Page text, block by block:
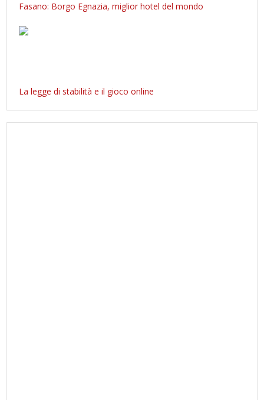
Fasano: Borgo Egnazia, miglior hotel del mondo
La legge di stabilità e il gioco online